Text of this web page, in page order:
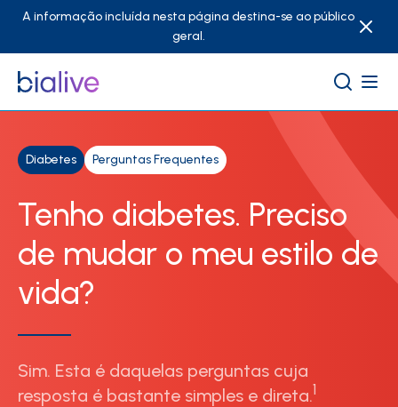
A informação incluída nesta página destina-se ao público
geral.
Diabetes Perguntas Frequentes
Tenho diabetes. Preciso
de mudar o meu estilo de
vida?
Sim. Esta é daquelas perguntas cuja
resposta é bastante simples e direta.1